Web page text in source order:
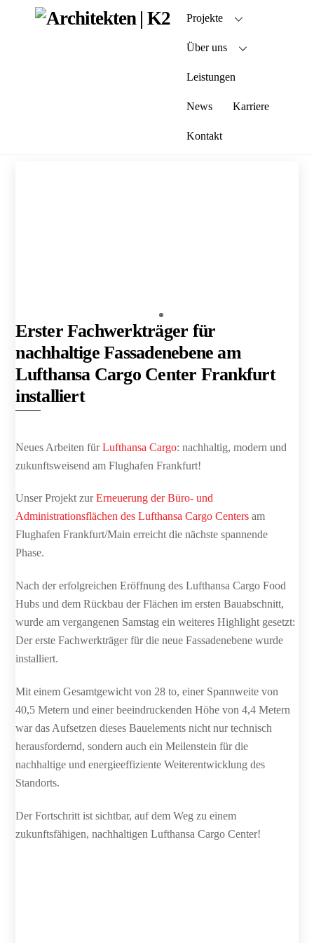
Projekte
Über uns
Leistungen
News Karriere
Kontakt
Erster Fachwerkträger für
nachhaltige Fassadenebene am
Lufthansa Cargo Center Frankfurt
installiert
Neues Arbeiten fürLufthansa Cargo: nachhaltig, modern und
zukunftsweisend am Flughafen Frankfurt!
Unser Projekt zurErneuerung der Büro- und
Administrationsflächen des Lufthansa Cargo Centers am
Flughafen Frankfurt/Main erreicht die nächste spannende
Phase.
Nach der erfolgreichen Eröffnung des Lufthansa Cargo Food
Hubs und dem Rückbau der Flächen im ersten Bauabschnitt,
wurde am vergangenen Samstag ein weiteres Highlight gesetzt:
Der erste Fachwerkträger für die neue Fassadenebene wurde
installiert.
Mit einem Gesamtgewicht von 28 to, einer Spannweite von
40,5 Metern und einer beeindruckenden Höhe von 4,4 Metern
war das Aufsetzen dieses Bauelements nicht nur technisch
herausfordernd, sondern auch ein Meilenstein für die
nachhaltige und energieeffiziente Weiterentwicklung des
Standorts.
Der Fortschritt ist sichtbar, auf dem Weg zu einem
zukunftsfähigen, nachhaltigen Lufthansa Cargo Center!